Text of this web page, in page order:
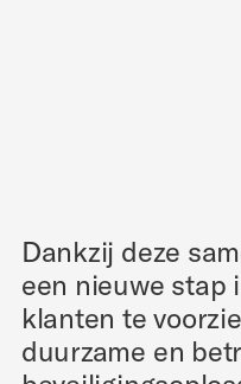
Dankzij deze
een nieuwe stap
klanten te
duurzame en